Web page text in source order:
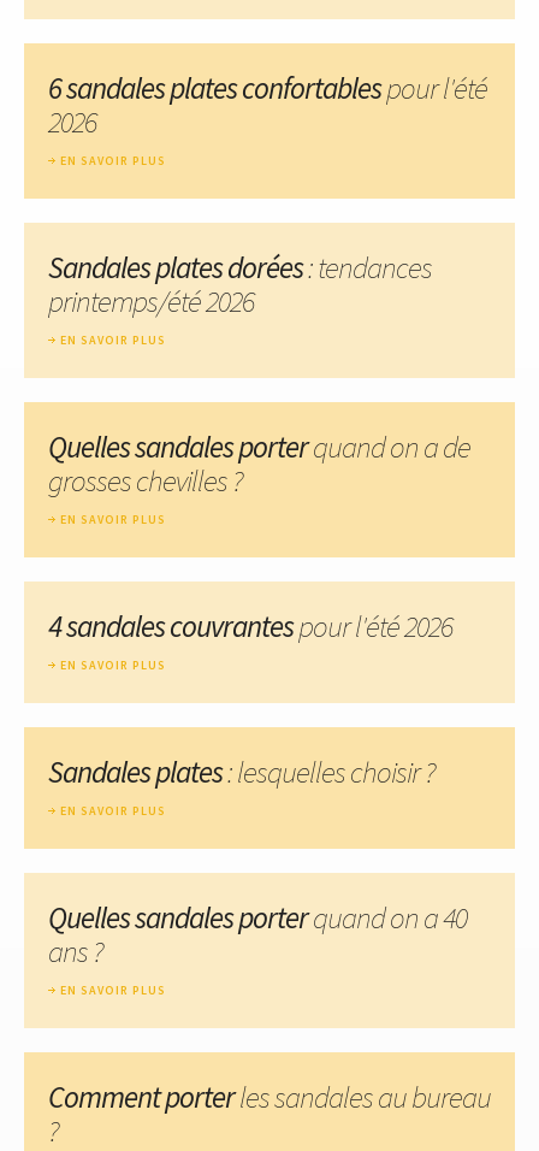
6 sandales plates confortablespour l'été
2026
EN SAVOIR PLUS
Sandales plates dorées: tendances
printemps/été 2026
EN SAVOIR PLUS
Quelles sandales porterquand on a de
grosses chevilles ?
EN SAVOIR PLUS
4 sandales couvrantespour l'été 2026
EN SAVOIR PLUS
Sandales plates: lesquelles choisir ?
EN SAVOIR PLUS
Quelles sandales porterquand on a 40
ans ?
EN SAVOIR PLUS
Comment porterles sandales au bureau
?